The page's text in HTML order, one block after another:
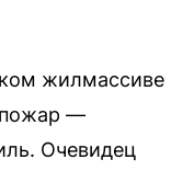
жилмассиве
—
Очевидец